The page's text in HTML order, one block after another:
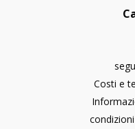
Costi e